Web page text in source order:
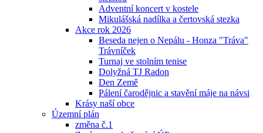
Adventní koncert v kostele
Mikulášská nadílka a čertovská stezka
Akce rok 2026
Beseda nejen o Nepálu - Honza "Tráva"
Trávníček
Turnaj ve stolním tenise
Dolyžná TJ Radon
Den Země
Pálení čarodějnic a stavění máje na návsi
Krásy naší obce
Územní plán
změna č.1